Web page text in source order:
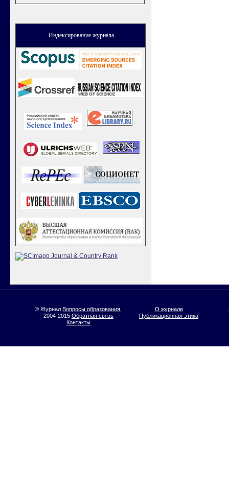
Индексирование журнала
© ЖурналВопросы образования
2004-2015 Обратная связь
О журнале
Публикационная этика
Контакты